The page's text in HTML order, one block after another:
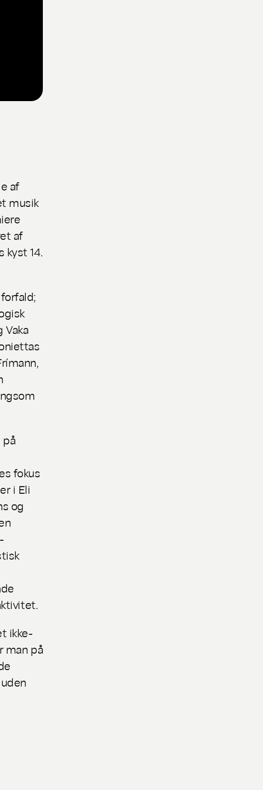
af
musik
af
kyst 14.
Vaka
fokus
i Eli
og
ikke-
man på